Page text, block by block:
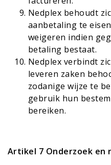
Nedplex behoudt
aanbetaling te
weigeren indien
betaling bestaat.
Nedplex verbindt
leveren zaken
zodanige wijze te
gebruik hun
bereiken.
Artikel 7 Onderzoek en